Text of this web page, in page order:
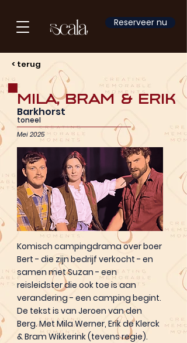
Reserveer nu
< terug
Mila, Bram & Erik
Barkhorst
toneel
Mei 2025
Komisch campingdrama over boer
Bert - die zijn bedrijf verkocht - en
samen met Suzan - een
reisleidster die ook toe is aan
verandering - een camping begint.
De tekst is van Jeroen van den
Berg. Met Mila Werner, Erik de Klerck
& Bram Wikkerink (tevens regie).